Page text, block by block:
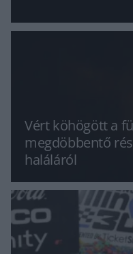
Vért köhögött a
megdöbbentő
haláláról